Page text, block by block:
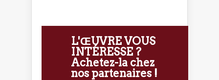
L'ŒUVRE VOUS
INTÉRESSE ?
Achetez-la chez
nos partenaires !